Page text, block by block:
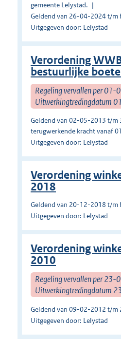
gemeente Lelystad.
Geldend van 26-04-2024 t/m
Uitgegeven door: Lelystad
Verordening
bestuurlijke
Regeling vervallen per
Uitwerkingtredingdatum
Geldend van 02-05-2013 t/
terugwerkende kracht vanaf
Uitgegeven door: Lelystad
Verordening
2018
Geldend van 20-12-2018 t/m
Uitgegeven door: Lelystad
Verordening
2010
Regeling vervallen per
Uitwerkingtredingdatum
Geldend van 09-02-2012 t/m
Uitgegeven door: Lelystad